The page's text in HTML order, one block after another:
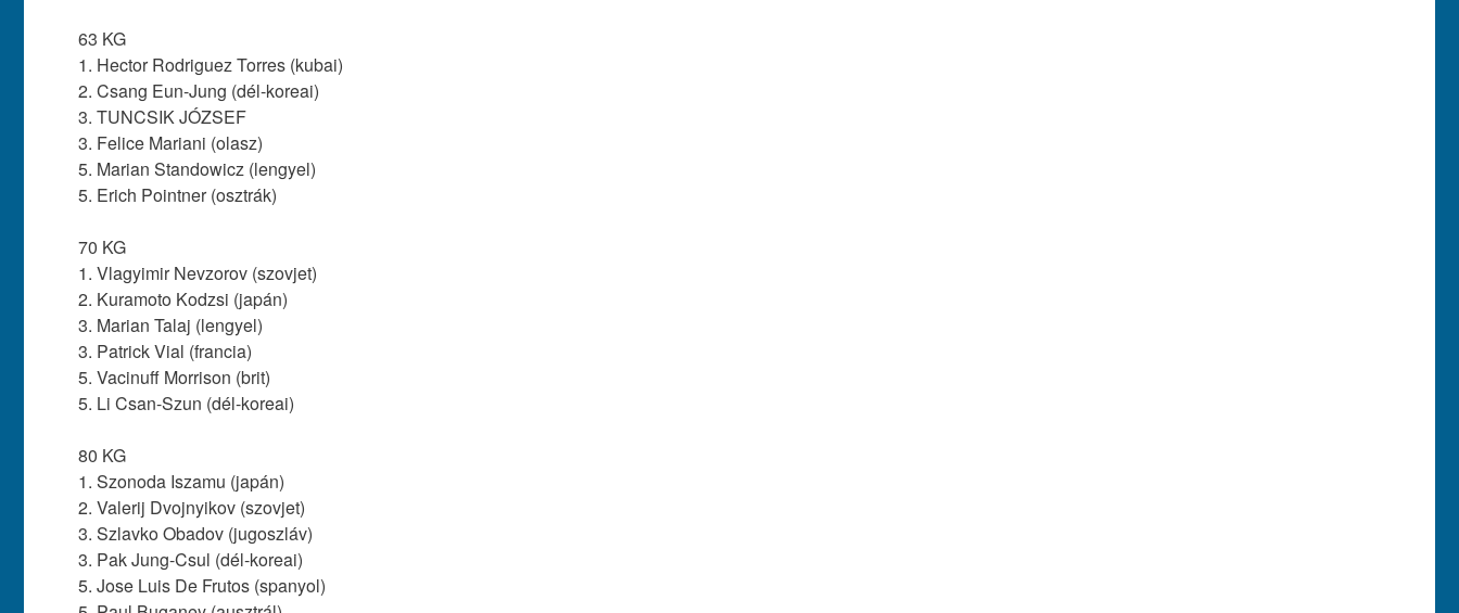
63 KG
1. Hector Rodriguez Torres (kubai)
2. Csang Eun-Jung (dél-koreai)
3. TUNCSIK JÓZSEF
3. Felice Mariani (olasz)
5. Marian Standowicz (lengyel)
5. Erich Pointner (osztrák)
70 KG
1. Vlagyimir Nevzorov (szovjet)
2. Kuramoto Kodzsi (japán)
3. Marian Talaj (lengyel)
3. Patrick Vial (francia)
5. Vacinuff Morrison (brit)
5. Li Csan-Szun (dél-koreai)
80 KG
1. Szonoda Iszamu (japán)
2. Valerij Dvojnyikov (szovjet)
3. Szlavko Obadov (jugoszláv)
3. Pak Jung-Csul (dél-koreai)
5. Jose Luis De Frutos (spanyol)